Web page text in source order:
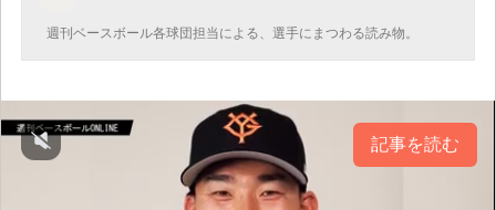
週刊ベースボール各球団担当による、選手にまつわる読み物。
記事を読む